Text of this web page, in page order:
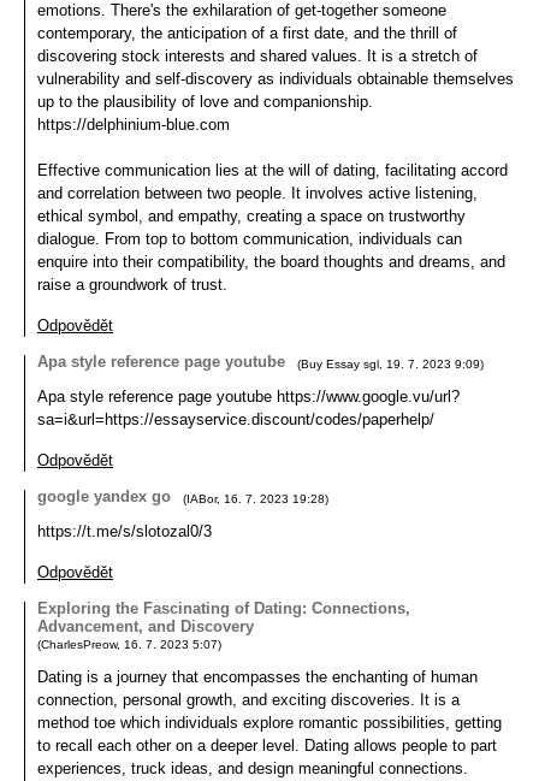
emotions. There's the exhilaration of get-together someone
contemporary, the anticipation of a first date, and the thrill of
discovering stock interests and shared values. It is a stretch of
vulnerability and self-discovery as individuals obtainable themselves
up to the plausibility of love and companionship.
https://delphinium-blue.com
Effective communication lies at the will of dating, facilitating accord
and correlation between two people. It involves active listening,
ethical symbol, and empathy, creating a space on trustworthy
dialogue. From top to bottom communication, individuals can
enquire into their compatibility, the board thoughts and dreams, and
raise a groundwork of trust.
Odpovědět
Apa style reference page youtube
(Buy Essay sgl 19. 7. 2023 9:09)
Apa style reference page youtube https://www.google.vu/url?
sa=i&url=https://essayservice.discount/codes/paperhelp/
Odpovědět
google yandex go
(IABor, 16. 7. 2023 19:28)
https://t.me/s/slotozal0/3
Odpovědět
Exploring the Fascinating of Dating: Connections,
Advancement, and Discovery
(CharlesPreow, 16. 7. 2023 5:07)
Dating is a journey that encompasses the enchanting of human
connection, personal growth, and exciting discoveries. It is a
method toe which individuals explore romantic possibilities, getting
to recall each other on a deeper level. Dating allows people to part
experiences, truck ideas, and design meaningful connections.